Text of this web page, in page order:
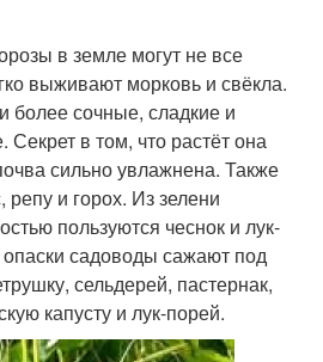
в земле могут не все
выживают морковь и свёкла.
сочные, сладкие и
в том, что растёт она
сильно увлажнена. Также
и горох. Из зелени
пользуются чеснок и лук-
садоводы сажают под
сельдерей, пастернак,
капусту и лук-порей.